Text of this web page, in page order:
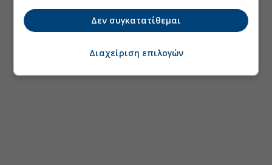
Δεν συγκατατίθεμαι
Διαχείριση επιλογών